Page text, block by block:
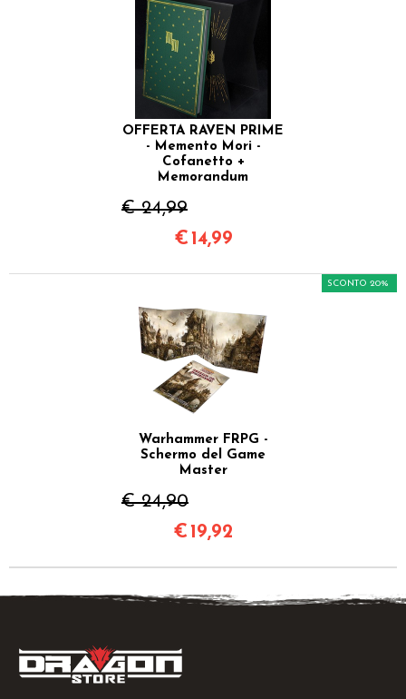
OFFERTA RAVEN PRIME
- Memento Mori -
Cofanetto +
Memorandum
€ 24,99
€ 14,99
Warhammer FRPG -
Schermo del Game
Master
€ 24,90
SCONTO 20%
€ 19,92